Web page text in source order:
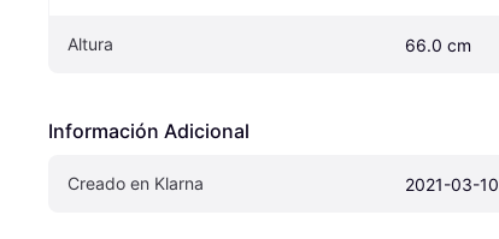
Altura 66.0 cm
Información Adicional
Creado en Klarna 2021-03-10